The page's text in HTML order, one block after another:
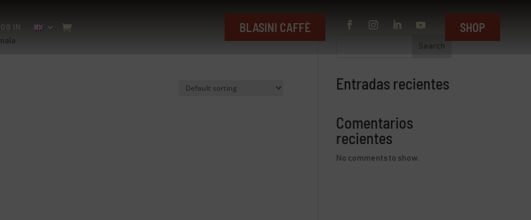
IN BLASINI CAFFÈ SHOP
Search
Entradas recientes
Comentarios
recientes
No comments to show.